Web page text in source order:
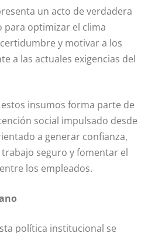
un acto de verdadera
para optimizar el clima
y motivar a los
a las actuales exigencias del
insumos forma parte de
social impulsado desde
a generar confianza,
seguro y fomentar el
los empleados.
política institucional se